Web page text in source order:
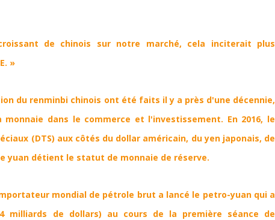
de chinois sur notre marché, cela inciterait plus
»
du renminbi chinois ont été faits il y a près d'une décennie,
dans le commerce et l'investissement. En 2016, le
(DTS) aux côtés du dollar américain, du yen japonais, de
yuan détient le statut de monnaie de réserve.
mondial de pétrole brut a lancé le petro-yuan qui a
milliards de dollars) au cours de la première séance de